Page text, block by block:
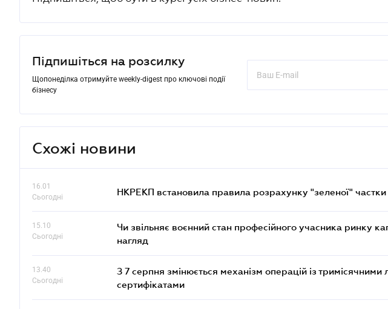
Підпишіться на розсилку
Щопонеділка отримуйте weekly-digest про ключові події
бізнесу
Схожі новини
16.01
Сьогодні
НКРЕКП встановила правила розрахунку "зеленої" частки
15.10
Сьогодні
Чи звільняє воєнний стан професійного учасника ринку
нагляд
13.40
Сьогодні
З 7 серпня змінюється механізм операцій із тримісячними
сертифікатами